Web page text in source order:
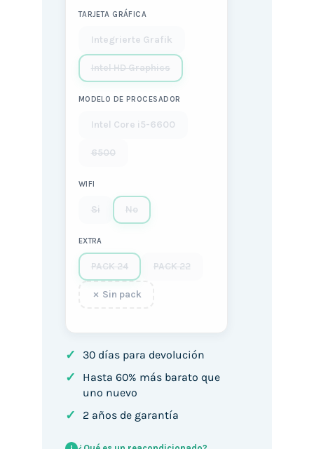
TARJETA GRÁFICA
Integrierte Grafik
Intel HD Graphics
MODELO DE PROCESADOR
Intel Core i5-6600
6500
WIFI
Si No
EXTRA
PACK 24 PACK 22
Sin pack
✓ 30 días para devolución
✓
Hasta 60% más barato que
uno nuevo
✓ 2 años de garantía